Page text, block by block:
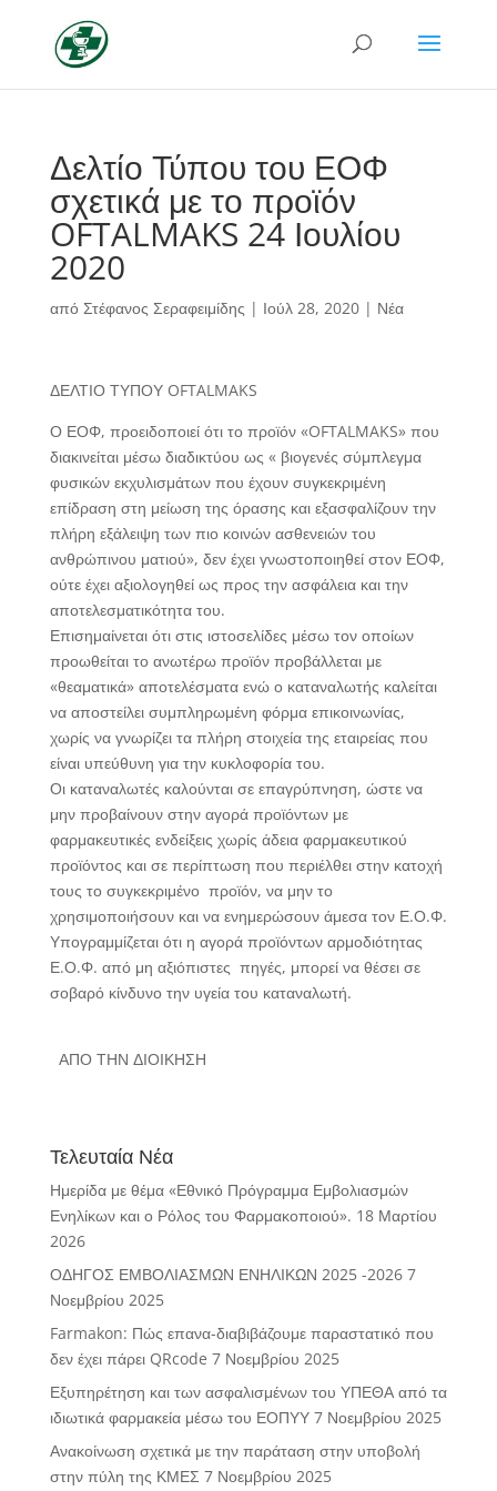
Δελτίο Τύπου του ΕΟΦ
σχετικά με το προϊόν
OFTALMAKS 24 Ιουλίου
2020
από Στέφανος Σεραφειμίδης | Ιούλ 28, 2020| Νέα
ΔΕΛΤΙΟ ΤΥΠΟΥ OFTALMAKS
Ο ΕΟΦ, προειδοποιεί ότι το προϊόν «OFTALMAKS» που
διακινείται μέσω διαδικτύου ως « βιογενές σύμπλεγμα
φυσικών εκχυλισμάτων που έχουν συγκεκριμένη
επίδραση στη μείωση της όρασης και εξασφαλίζουν την
πλήρη εξάλειψη των πιο κοινών ασθενειών του
ανθρώπινου ματιού», δεν έχει γνωστοποιηθεί στον ΕΟΦ,
ούτε έχει αξιολογηθεί ως προς την ασφάλεια και την
αποτελεσματικότητα του.
Επισημαίνεται ότι στις ιστοσελίδες μέσω τον οποίων
προωθείται το ανωτέρω προϊόν προβάλλεται με
«θεαματικά» αποτελέσματα ενώ ο καταναλωτής καλείται
να αποστείλει συμπληρωμένη φόρμα επικοινωνίας,
χωρίς να γνωρίζει τα πλήρη στοιχεία της εταιρείας που
είναι υπεύθυνη για την κυκλοφορία του.
Οι καταναλωτές καλούνται σε επαγρύπνηση, ώστε να
μην προβαίνουν στην αγορά προϊόντων με
φαρμακευτικές ενδείξεις χωρίς άδεια φαρμακευτικού
προϊόντος και σε περίπτωση που περιέλθει στην κατοχή
τους το συγκεκριμένο προϊόν, να μην το
χρησιμοποιήσουν και να ενημερώσουν άμεσα τον Ε.Ο.Φ.
Υπογραμμίζεται ότι η αγορά προϊόντων αρμοδιότητας
Ε.Ο.Φ. από μη αξιόπιστες πηγές, μπορεί να θέσει σε
σοβαρό κίνδυνο την υγεία του καταναλωτή.
ΑΠΟ ΤΗΝ ΔΙΟΙΚΗΣΗ
Τελευταία Νέα
Ημερίδα με θέμα «Εθνικό Πρόγραμμα Εμβολιασμών
Ενηλίκων και ο Ρόλος του Φαρμακοποιού». 18 Μαρτίου
2026
ΟΔΗΓΟΣ ΕΜΒΟΛΙΑΣΜΩΝ ΕΝΗΛΙΚΩΝ 2025 -2026 7
Νοεμβρίου 2025
Farmakon: Πώς επανα-διαβιβάζουμε παραστατικό που
δεν έχει πάρει QRcode 7 Νοεμβρίου 2025
Εξυπηρέτηση και των ασφαλισμένων του ΥΠΕΘΑ από τα
ιδιωτικά φαρμακεία μέσω του ΕΟΠΥΥ 7 Νοεμβρίου 2025
Ανακοίνωση σχετικά με την παράταση στην υποβολή
στην πύλη της ΚΜΕΣ 7 Νοεμβρίου 2025